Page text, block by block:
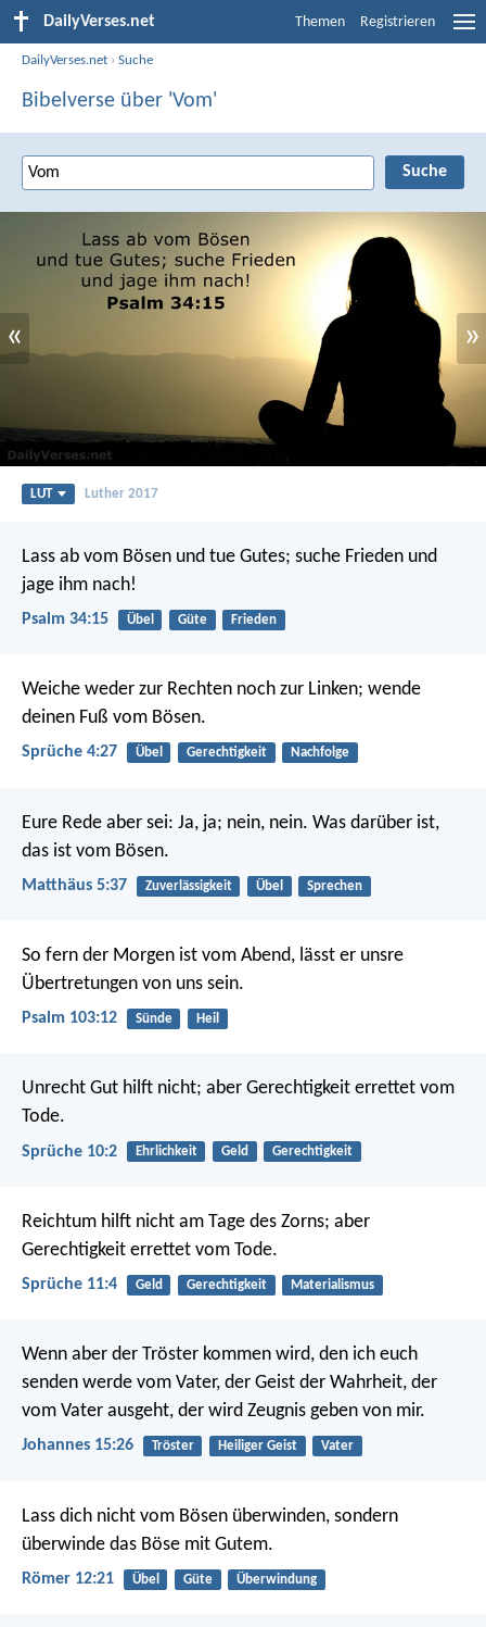
DailyVerses.net Themen Registrieren
DailyVerses.net ›Suche
Bibelverse über 'Vom'
« »
LUT Luther 2017
Lass ab vom Bösen und tue Gutes; suche Frieden und
jage ihm nach!
Psalm 34:15 Übel Güte Frieden
Weiche weder zur Rechten noch zur Linken; wende
deinen Fuß vom Bösen.
Sprüche 4:27 Übel Gerechtigkeit Nachfolge
Eure Rede aber sei: Ja, ja; nein, nein. Was darüber ist,
das ist vom Bösen.
Matthäus 5:37 Zuverlässigkeit Übel Sprechen
So fern der Morgen ist vom Abend, lässt er unsre
Übertretungen von uns sein.
Psalm 103:12 Sünde Heil
Unrecht Gut hilft nicht; aber Gerechtigkeit errettet vom
Tode.
Sprüche 10:2 Ehrlichkeit Geld Gerechtigkeit
Reichtum hilft nicht am Tage des Zorns; aber
Gerechtigkeit errettet vom Tode.
Sprüche 11:4 Geld Gerechtigkeit Materialismus
Wenn aber der Tröster kommen wird, den ich euch
senden werde vom Vater, der Geist der Wahrheit, der
vom Vater ausgeht, der wird Zeugnis geben von mir.
Johannes 15:26 Tröster Heiliger Geist Vater
Lass dich nicht vom Bösen überwinden, sondern
überwinde das Böse mit Gutem.
Römer 12:21 Übel Güte Überwindung